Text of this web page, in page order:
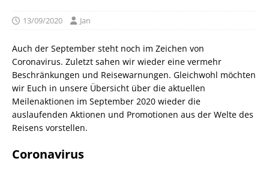
13/09/2020 Jan
Auch der September steht noch im Zeichen von
Coronavirus. Zuletzt sahen wir wieder eine vermehr
Beschränkungen und Reisewarnungen. Gleichwohl möchten
wir Euch in unsere Übersicht über die aktuellen
Meilenaktionen im September 2020 wieder die
auslaufenden Aktionen und Promotionen aus der Welte des
Reisens vorstellen.
Coronavirus